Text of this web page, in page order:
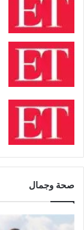
صحة وجمال